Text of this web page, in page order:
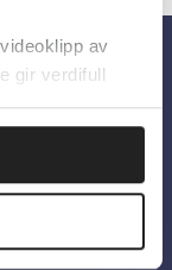
av
gir verdifull